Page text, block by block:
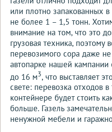
или плотно запакованных
не более 1 – 1,5 тонн.
внимание на том, что это
грузовая техника, поэтому
перевозимого сора даже
автопарке нашей кампании
до 16 м3, что выставляет
свете: перевозка отходов
контейнере будет стоить
больше. Газель
ненужной мебели и